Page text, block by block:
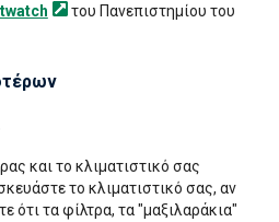
του Πανεπιστημίου του
και το κλιματιστικό σας
το κλιματιστικό σας, αν
ότι τα φίλτρα, τα "μαξιλαράκια"